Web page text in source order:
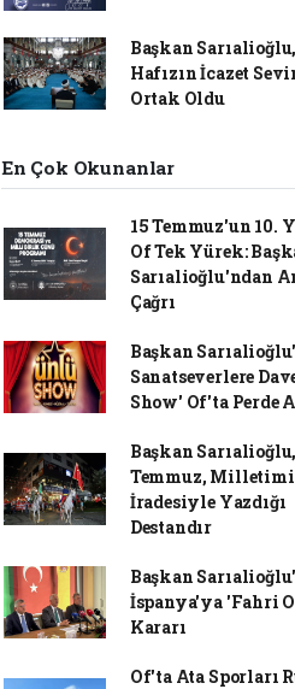
Başkan
Hafızın İcazet
Ortak Oldu
En Çok Okunanlar
15 Temmuz'un 10.
Of Tek Yürek:
Sarıalioğlu'ndan
Çağrı
Başkan
Sanatseverlere
Show' Of'ta Perde
Başkan
Temmuz,
İradesiyle Yazdığı
Destandır
Başkan
İspanya'ya 'Fahri
Kararı
Of'ta Ata Sporları